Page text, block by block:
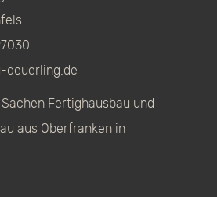
deuerling.de
Fertighausbau und
aus Oberfranken in